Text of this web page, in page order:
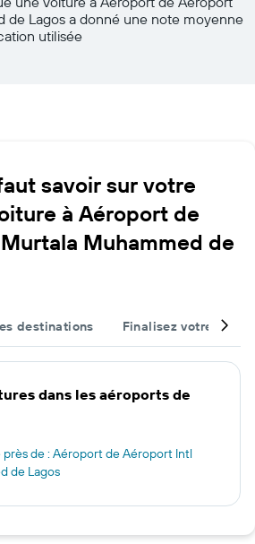
de Lagos a donné une note moyenne
utilisée
savoir sur votre
à Aéroport de
Muhammed de
destinations Finalisez votre
dans les aéroports de
de : Aéroport de Aéroport Intl
de Lagos